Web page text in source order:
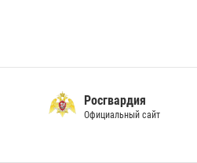
Росгвардия
Официальный сайт